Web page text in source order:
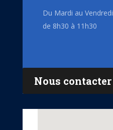
Du Mardi au Vendredi
de 8h30 à 11h30
Nous contacter